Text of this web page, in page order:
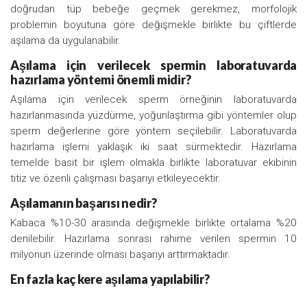
doğrudan tüp bebeğe geçmek gerekmez, morfolojik
problemin boyutuna göre değişmekle birlikte bu çiftlerde
aşılama da uygulanabilir.
Aşılama için verilecek spermin laboratuvarda
hazırlama yöntemi önemli midir?
Aşılama için verilecek sperm örneğinin laboratuvarda
hazırlanmasında yüzdürme, yoğunlaştırma gibi yöntemler olup
sperm değerlerine göre yöntem seçilebilir. Laboratuvarda
hazırlama işlemi yaklaşık iki saat sürmektedir. Hazırlama
temelde basit bir işlem olmakla birlikte laboratuvar ekibinin
titiz ve özenli çalışması başarıyı etkileyecektir.
Aşılamanın başarısı nedir?
Kabaca %10-30 arasında değişmekle birlikte ortalama %20
denilebilir. Hazırlama sonrası rahime verilen spermin 10
milyonun üzerinde olması başarıyı arttırmaktadır.
En fazla kaç kere aşılama yapılabilir?